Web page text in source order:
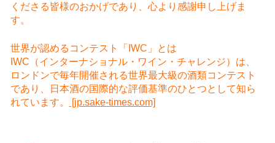
くださる皆様のおかげであり、心より感謝申し上げま
す。
世界が認めるコンテスト「IWC」とは
IWC（インターナショナル・ワイン・チャレンジ）は、
ロンドンで毎年開催される世界最大級の酒類コンテスト
であり、日本酒の国際的な評価基準のひとつとして知ら
れています。
[jp.sake-times.com]